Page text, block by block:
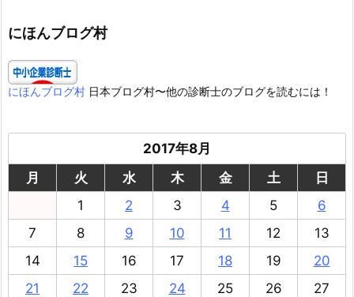
ー
にほんブログ村
にほんブログ村 日本ブログ村〜他の診断士のブログを読むには！
2017年8月
月
火 水 木 金 土
日
1
2 3 4 5
6
7
8 9 10 11 12
13
14
15 16 17 18 19
20
21
22 23 24 25 26
27